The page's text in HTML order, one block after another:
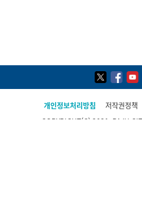
개인정보처리방침 저작권정책
COPYRIGHT(C) 2021, PAJU